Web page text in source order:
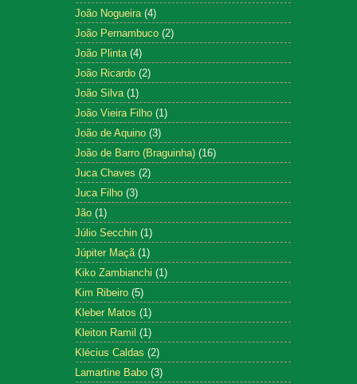
João Nogueira (4)
João Pernambuco (2)
João Plinta (4)
João Ricardo (2)
João Silva (1)
João Vieira Filho (1)
João de Aquino (3)
João de Barro (Braguinha) (16)
Juca Chaves (2)
Juca Filho (3)
Jão (1)
Júlio Secchin (1)
Júpiter Maçã (1)
Kiko Zambianchi (1)
Kim Ribeiro (5)
Kleber Matos (1)
Kleiton Ramil (1)
Klécius Caldas (2)
Lamartine Babo (3)